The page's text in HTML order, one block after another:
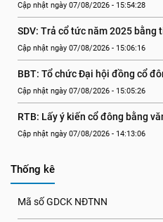
Cập nhật ngày 07/08/2026 - 15:54:28
SDV: Trả cổ tức năm 2025 bằng
Cập nhật ngày 07/08/2026 - 15:06:16
BBT: Tổ chức Đại hội đồng cổ
Cập nhật ngày 07/08/2026 - 15:05:26
RTB: Lấy ý kiến cổ đông bằng
Cập nhật ngày 07/08/2026 - 14:13:06
Thống kê
Mã số GDCK NĐTNN